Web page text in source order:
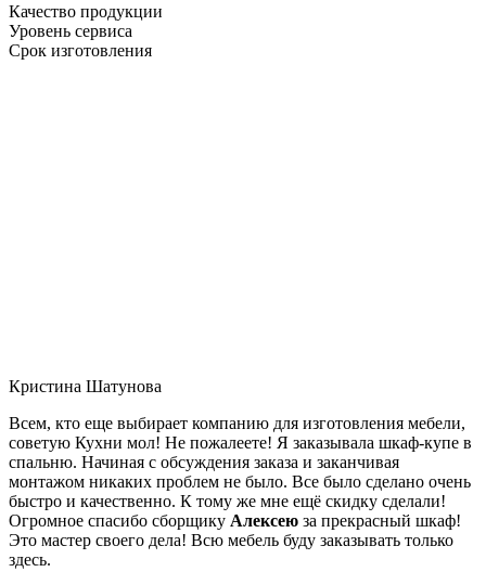
Качество продукции
Уровень сервиса
Срок изготовления
Кристина Шатунова
Всем, кто еще выбирает компанию для изготовления мебели,
советую Кухни мол! Не пожалеете! Я заказывала шкаф-купе в
спальню. Начиная с обсуждения заказа и заканчивая
монтажом никаких проблем не было. Все было сделано очень
быстро и качественно. К тому же мне ещё скидку сделали!
Огромное спасибо сборщику Алексею за прекрасный шкаф!
Это мастер своего дела! Всю мебель буду заказывать только
здесь.